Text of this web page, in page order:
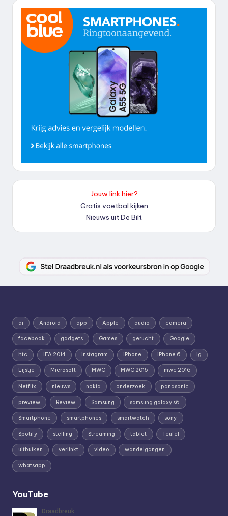
Jouw link hier?
Gratis voetbal kijken
Nieuws uit De Bilt
ai Android app Apple audio camera
facebook gadgets Games gerucht Google
htc IFA 2014 instagram iPhone iPhone 6 lg
Lijstje Microsoft MWC MWC 2015 mwc 2016
Netflix nieuws nokia onderzoek panasonic
preview Review Samsung samsung galaxy s6
Smartphone smartphones smartwatch sony
Spotify stelling Streaming tablet Teufel
uitbuiken verlinkt video wandelgangen
whatsapp
YouTube